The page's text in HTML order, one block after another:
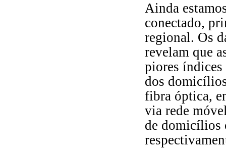
Ainda
conectado,
regional. Os
revelam que
piores
dos
fibra óptica,
via rede
de domicílios